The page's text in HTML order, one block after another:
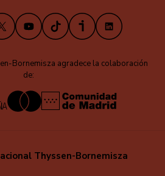
YoutubeTikTokiVooxLinkedIn
Bornemisza agradece la colaboración
de:
Thyssen-Bornemisza